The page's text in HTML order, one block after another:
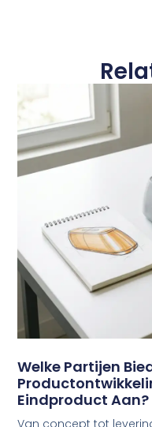
Welke Partijen
Eindproduct Aan?
Van concept tot